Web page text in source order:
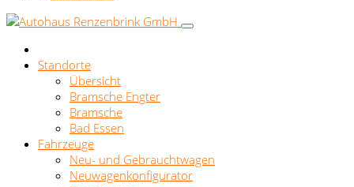
Standorte
Übersicht
Bramsche Engter
Bramsche
Bad Essen
Fahrzeuge
Neu- und Gebrauchtwagen
Neuwagenkonfigurator